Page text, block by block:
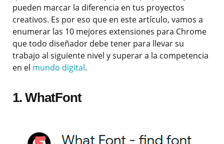
pueden marcar la diferencia en tus proyectos
creativos. Es por eso que en este artículo, vamos a
enumerar las 10 mejores extensiones para Chrome
que todo diseñador debe tener para llevar su
trabajo al siguiente nivel y superar a la competencia
en el mundo digital.
1. WhatFont